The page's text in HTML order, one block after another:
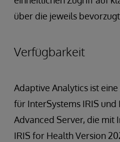
über die jeweils
Verfügbarkeit
Adaptive Analytics ist
für InterSystems IRIS und
Advanced Server, die mit
IRIS for Health Version